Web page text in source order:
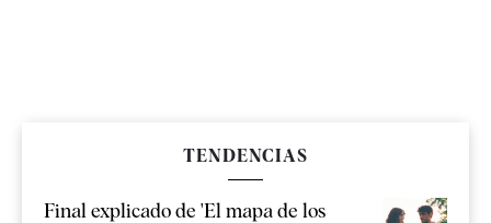
TENDENCIAS
Final explicado de 'El mapa de los